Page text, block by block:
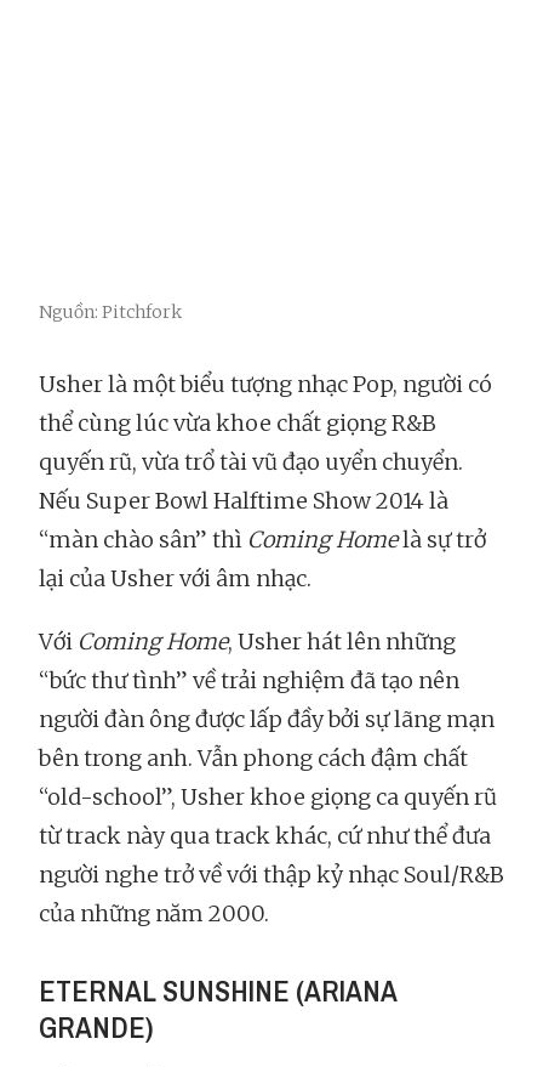
Nguồn: Pitchfork
Usher là một biểu tượng nhạc Pop, người có
thể cùng lúc vừa khoe chất giọng R&B
quyến rũ, vừa trổ tài vũ đạo uyển chuyển.
Nếu Super Bowl Halftime Show 2014 là
“màn chào sân” thì Coming Homelà sự trở
lại của Usher với âm nhạc.
Với Coming Home, Usher hát lên những
“bức thư tình” về trải nghiệm đã tạo nên
người đàn ông được lấp đầy bởi sự lãng mạn
bên trong anh. Vẫn phong cách đậm chất
“old-school”, Usher khoe giọng ca quyến rũ
từ track này qua track khác, cứ như thể đưa
người nghe trở về với thập kỷ nhạc Soul/R&B
của những năm 2000.
ETERNAL SUNSHINE (ARIANA
GRANDE)